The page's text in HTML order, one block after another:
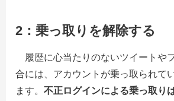
2：乗っ取りを解除する
履歴に心当たりのないツイートや
合には、アカウントが乗っ取られて
ます。 不正ログインによる乗っ取り